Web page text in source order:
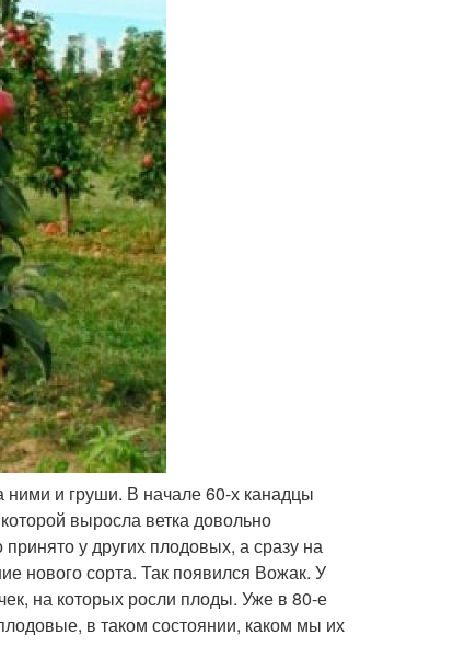
ними и груши. В начале 60-х канадцы
выросла ветка довольно
у других плодовых, а сразу на
нового сорта. Так появился Вожак. У
на которых росли плоды. Уже в 80-е
в таком состоянии, каком мы их